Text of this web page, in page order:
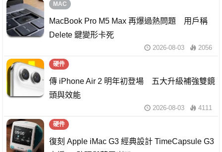
MAC
MacBook Pro M5 Max 再爆過熱問題 用戶稱
Delete 鍵變形卡死
2026-08-03 2056
硬件
傳 iPhone Air 2 明年初登場 五大升級補強雙鏡
頭與效能
2026-08-03 4111
硬件
復刻 Apple iMac G3 經典設計 TimeCapsule G3